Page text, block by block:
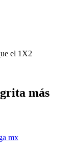
el 1X2
más
mx